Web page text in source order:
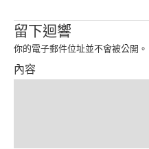
留下迴響
你的電子郵件位址並不會被公開。
內容